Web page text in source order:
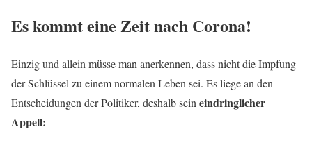
Es kommt eine Zeit nach Corona!
Einzig und allein müsse man anerkennen, dass nicht die Impfung
der Schlüssel zu einem normalen Leben sei. Es liege an den
Entscheidungen der Politiker, deshalb seineindringlicher
Appell: